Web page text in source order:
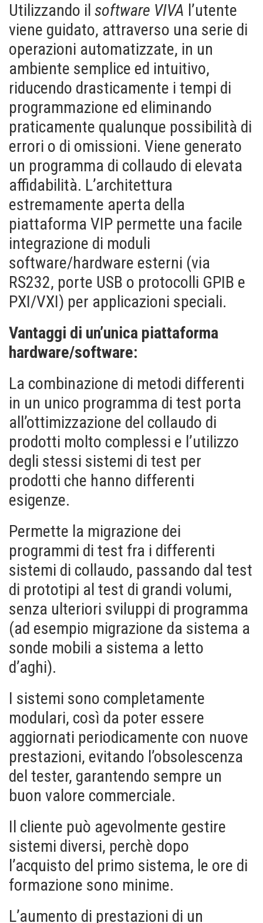
Utilizzando il software VIVA l’utente
viene guidato, attraverso una serie di
operazioni automatizzate, in un
ambiente semplice ed intuitivo,
riducendo drasticamente i tempi di
programmazione ed eliminando
praticamente qualunque possibilità di
errori o di omissioni. Viene generato
un programma di collaudo di elevata
affidabilità. L’architettura
estremamente aperta della
piattaforma VIP permette una facile
integrazione di moduli
software/hardware esterni (via
RS232, porte USB o protocolli GPIB e
PXI/VXI) per applicazioni speciali.
Vantaggi di un’unica piattaforma
hardware/software:
La combinazione di metodi differenti
in un unico programma di test porta
all’ottimizzazione del collaudo di
prodotti molto complessi e l’utilizzo
degli stessi sistemi di test per
prodotti che hanno differenti
esigenze.
Permette la migrazione dei
programmi di test fra i differenti
sistemi di collaudo, passando dal test
di prototipi al test di grandi volumi,
senza ulteriori sviluppi di programma
(ad esempio migrazione da sistema a
sonde mobili a sistema a letto
d’aghi).
I sistemi sono completamente
modulari, così da poter essere
aggiornati periodicamente con nuove
prestazioni, evitando l’obsolescenza
del tester, garantendo sempre un
buon valore commerciale.
Il cliente può agevolmente gestire
sistemi diversi, perchè dopo
l’acquisto del primo sistema, le ore di
formazione sono minime.
L’aumento di prestazioni di un